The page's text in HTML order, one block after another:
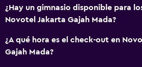
¿Hay un gimnasio disponible para
Novotel Jakarta Gajah Mada?
¿A qué hora es el check-out en
Gajah Mada?